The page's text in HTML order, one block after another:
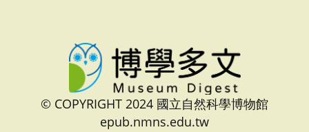
© COPYRIGHT 2024 國立自然科學博物館
epub.nmns.edu.tw